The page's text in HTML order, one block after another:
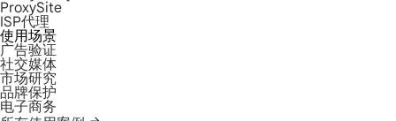
ProxySite
ISP代理
使用场景
广告验证
社交媒体
市场研究
品牌保护
电子商务